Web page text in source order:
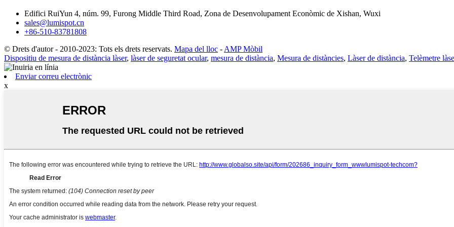
Edifici RuiYun 4, núm. 99, Furong Middle Third Road, Zona de Desenvolupament Econòmic de Xishan, Wuxi
sales@lumispot.cn
+86-510-83781808
© Drets d'autor - 2010-2023: Tots els drets reservats. Mapa del lloc - AMP Mòbil
Dispositiu de mesura de distància làser, làser de seguretat ocular, mesura de distància, Mesura de distàncies, Làser de distància, Telèmetre
Enviar correu electrònic
x